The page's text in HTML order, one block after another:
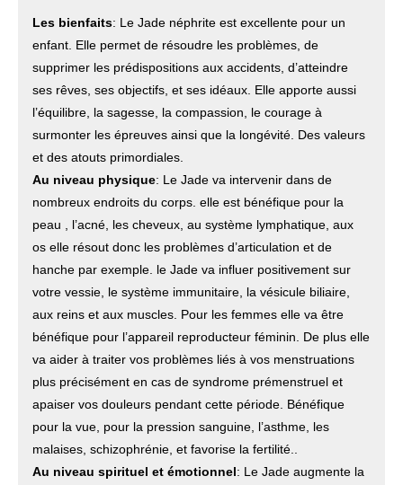
Les bienfaits: Le Jade néphrite est excellente pour un
enfant. Elle permet de résoudre les problèmes, de
supprimer les prédispositions aux accidents, d’atteindre
ses rêves, ses objectifs, et ses idéaux. Elle apporte aussi
l’équilibre, la sagesse, la compassion, le courage à
surmonter les épreuves ainsi que la longévité. Des valeurs
et des atouts primordiales.
Au niveau physique: Le Jade va intervenir dans de
nombreux endroits du corps. elle est bénéfique pour la
peau , l’acné, les cheveux, au système lymphatique, aux
os elle résout donc les problèmes d’articulation et de
hanche par exemple. le Jade va influer positivement sur
votre vessie, le système immunitaire, la vésicule biliaire,
aux reins et aux muscles. Pour les femmes elle va être
bénéfique pour l’appareil reproducteur féminin. De plus elle
va aider à traiter vos problèmes liés à vos menstruations
plus précisément en cas de syndrome prémenstruel et
apaiser vos douleurs pendant cette période. Bénéfique
pour la vue, pour la pression sanguine, l’asthme, les
malaises, schizophrénie, et favorise la fertilité..
Au niveau spirituel et émotionnel: Le Jade augmente la